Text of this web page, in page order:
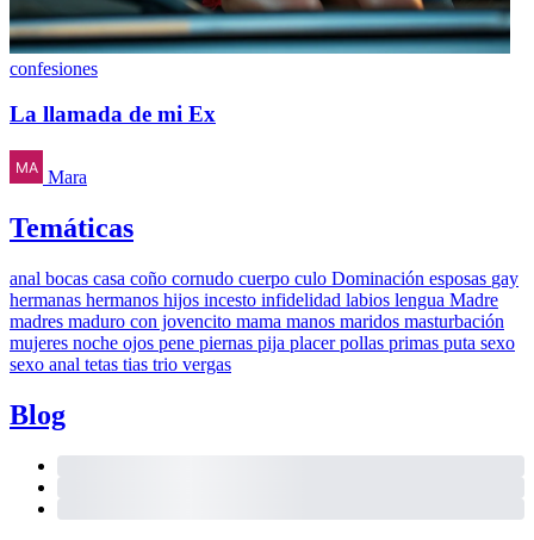
confesiones
La llamada de mi Ex
Mara
Temáticas
anal bocas casa coño cornudo cuerpo culo Dominación esposas gay
hermanas hermanos hijos incesto infidelidad labios lengua Madre
madres maduro con jovencito mama manos maridos masturbación
mujeres noche ojos pene piernas pija placerpollas primas puta sexo
sexo anal tetas tias trio vergas
Blog